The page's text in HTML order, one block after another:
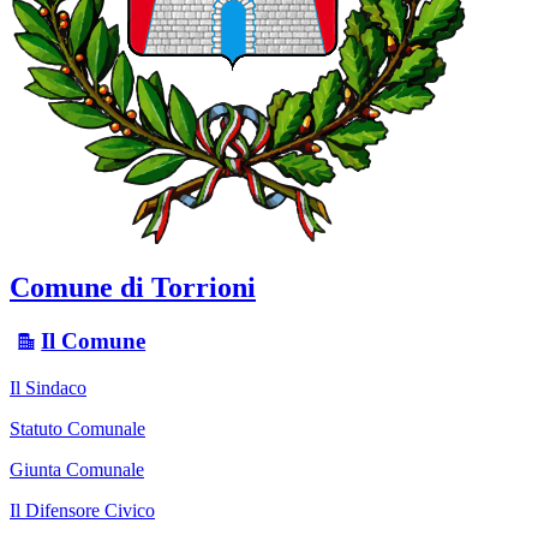
Comune di Torrioni
Il Comune
Il Sindaco
Statuto Comunale
Giunta Comunale
Il Difensore Civico